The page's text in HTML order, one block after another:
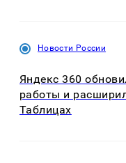
Новости России
Яндекс 360
работы и
Таблицах